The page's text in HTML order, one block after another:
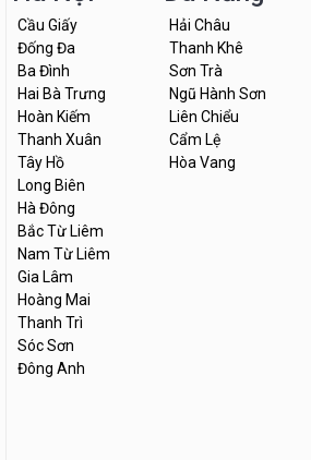
Cầu Giấy
Đống Đa
Ba Đình
Hai Bà Trưng
Hoàn Kiếm
Thanh Xuân
Tây Hồ
Long Biên
Hà Đông
Bắc Từ Liêm
Nam Từ Liêm
Gia Lâm
Hoàng Mai
Thanh Trì
Sóc Sơn
Đông Anh
Hải Châu
Thanh Khê
Sơn Trà
Ngũ Hành Sơn
Liên Chiểu
Cẩm Lệ
Hòa Vang